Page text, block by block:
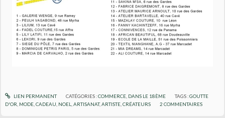
LIEN PERMANENT CATÉGORIES :COMMERCE, DANS LE 18ÈME TAGS :GOUTTE
D'OR MODE ,CADEAU NOEL ,ARTISANAT,ARTISTE ,CRÉATEURS 2 COMMENTAIRES